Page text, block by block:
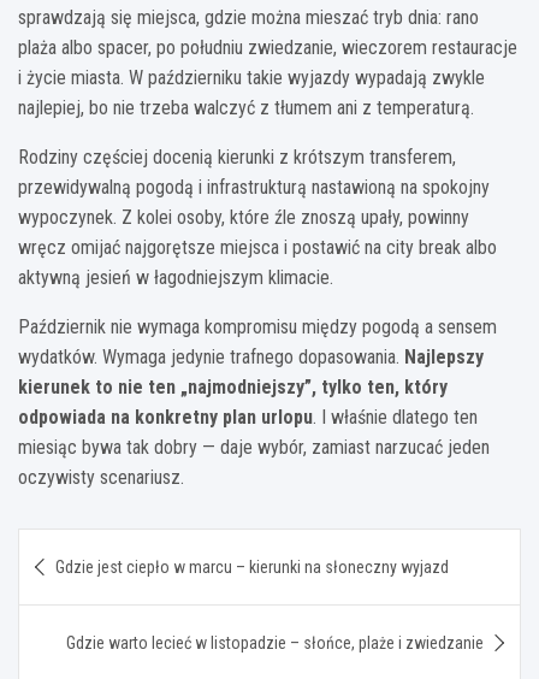
sprawdzają się miejsca, gdzie można mieszać tryb dnia: rano
plaża albo spacer, po południu zwiedzanie, wieczorem restauracje
i życie miasta. W październiku takie wyjazdy wypadają zwykle
najlepiej, bo nie trzeba walczyć z tłumem ani z temperaturą.
Rodziny częściej docenią kierunki z krótszym transferem,
przewidywalną pogodą i infrastrukturą nastawioną na spokojny
wypoczynek. Z kolei osoby, które źle znoszą upały, powinny
wręcz omijać najgorętsze miejsca i postawić na city break albo
aktywną jesień w łagodniejszym klimacie.
Październik nie wymaga kompromisu między pogodą a sensem
wydatków. Wymaga jedynie trafnego dopasowania. Najlepszy
kierunek to nie ten „najmodniejszy”, tylko ten, który
odpowiada na konkretny plan urlopu. I właśnie dlatego ten
miesiąc bywa tak dobry — daje wybór, zamiast narzucać jeden
oczywisty scenariusz.
wpisu
Gdzie jest ciepło w marcu – kierunki na słoneczny wyjazd
Gdzie warto lecieć w listopadzie – słońce, plaże i zwiedzanie